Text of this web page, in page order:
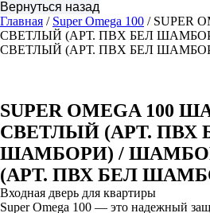
Главная / Super Omega 100 / SUPER
СВЕТЛЫЙ (АРТ. ПВХ БЕЛ
СВЕТЛЫЙ (АРТ. ПВХ БЕЛ
SUPER OMEGA 100
СВЕТЛЫЙ (АРТ. ПВХ
ШАМБОРИ) /
(АРТ. ПВХ БЕЛ
Входная дверь для квартиры
Super Omega 100 — это надежный